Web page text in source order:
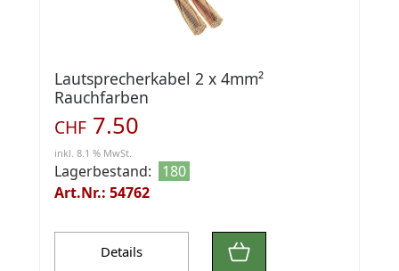
Lautsprecherkabel 2 x 4mm²
Rauchfarben
CHF 7.50
inkl. 8.1 % MwSt.
Lagerbestand:
180
Art.Nr.: 54762
Details